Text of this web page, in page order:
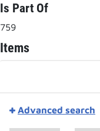
Is Part Of
759
Items
Advanced search